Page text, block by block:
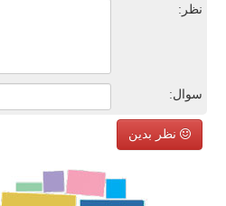
نظر:
سوال:
نظر بدین